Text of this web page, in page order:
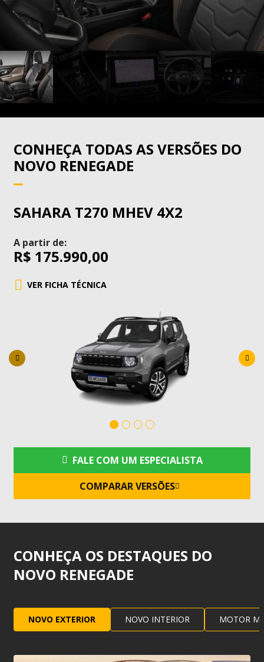
CONHEÇA TODAS AS VERSÕES DO
NOVO RENEGADE
SAHARA T270 MHEV 4X2
A partir de:
R$ 175.990,00
VER FICHA TÉCNICA
COMPARAR VERSÕES
FALE COM UM ESPECIALISTA
CONHEÇA OS DESTAQUES DO
NOVO RENEGADE
NOVO EXTERIOR NOVO INTERIOR MOTOR